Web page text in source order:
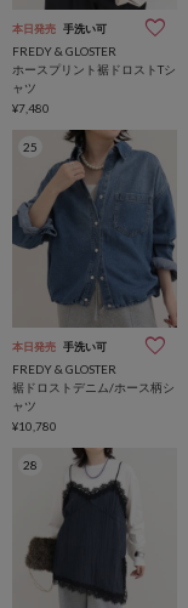
本日発売 手洗い可
FREDY & GLOSTER
ホースプリント裾ドロストTシ
ャツ
¥7,480
25
本日発売 手洗い可
FREDY & GLOSTER
裾ドロストデニム/ホース柄シ
ャツ
¥10,780
28